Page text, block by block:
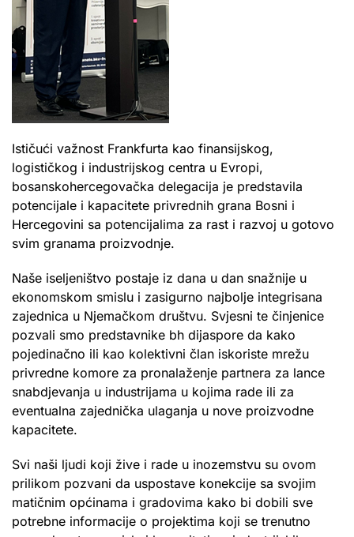
Ističući važnost Frankfurta kao finansijskog,
logističkog i industrijskog centra u Evropi,
bosanskohercegovačka delegacija je predstavila
potencijale i kapacitete privrednih grana Bosni i
Hercegovini sa potencijalima za rast i razvoj u gotovo
svim granama proizvodnje.
Naše iseljeništvo postaje iz dana u dan snažnije u
ekonomskom smislu i zasigurno najbolje integrisana
zajednica u Njemačkom društvu. Svjesni te činjenice
pozvali smo predstavnike bh dijaspore da kako
pojedinačno ili kao kolektivni član iskoriste mrežu
privredne komore za pronalaženje partnera za lance
snabdjevanja u industrijama u kojima rade ili za
eventualna zajednička ulaganja u nove proizvodne
kapacitete.
Svi naši ljudi koji žive i rade u inozemstvu su ovom
prilikom pozvani da uspostave konekcije sa svojim
matičnim općinama i gradovima kako bi dobili sve
potrebne informacije o projektima koji se trenutno